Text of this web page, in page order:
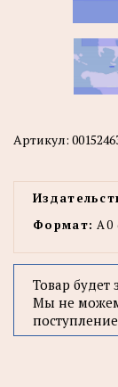
Артикул:
Формат: А0
Товар будет
Мы не можем